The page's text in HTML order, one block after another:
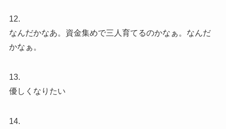
12.
なんだかなあ。資金集めで三人育てるのかなぁ。なんだ
かなぁ。
13.
優しくなりたい
14.